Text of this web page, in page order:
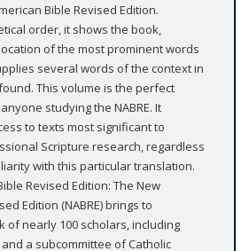
Bible Revised Edition.
order, it shows the book,
of the most prominent words
several words of the context in
This volume is the perfect
studying the NABRE. It
to texts most significant to
Scripture research, regardless
with this particular translation.
Revised Edition: The New
Edition (NABRE) brings to
of nearly 100 scholars, including
a subcommittee of Catholic